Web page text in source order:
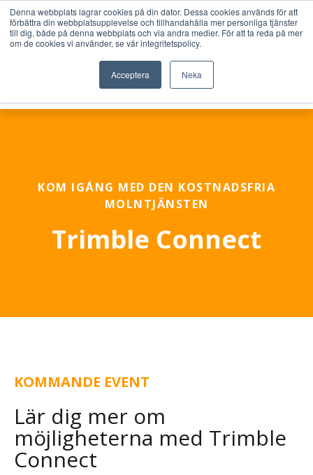
Denna webbplats lagrar cookies på din dator. Dessa cookies används för att
förbättra din webbplatsupplevelse och tillhandahålla mer personliga tjänster
till dig, både på denna webbplats och via andra medier. För att ta reda på mer
om de cookies vi använder, se vår integritetspolicy.
Acceptera Neka
KOM IGÅNG MED DEN KOSTNADSFRIA
MOLNTJÄNSTEN
Trimble Connect
KOMMANDE EVENT
Lär dig mer om
möjligheterna med Trimble
Connect